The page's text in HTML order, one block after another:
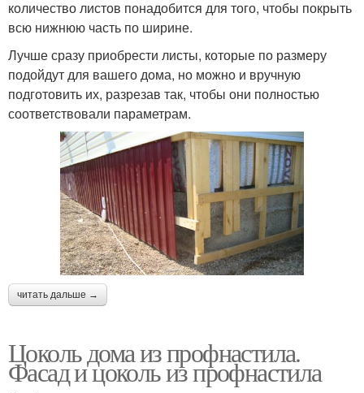
количество листов понадобится для того, чтобы покрыть
всю нижнюю часть по ширине.
Лучше сразу приобрести листы, которые по размеру
подойдут для вашего дома, но можно и вручную
подготовить их, разрезав так, чтобы они полностью
соответствовали параметрам.
читать дальше →
Цоколь дома из профнастила.
Фасад и цоколь из профнастила